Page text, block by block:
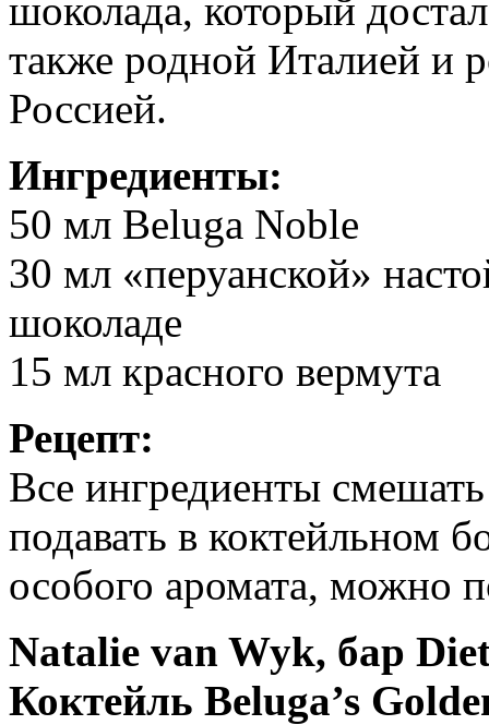
шоколада, который
также родной Италией и
Россией.
Ингредиенты:
50 мл Beluga Noble
30 мл «перуанской»
шоколаде
15 мл красного вермута
Рецепт:
Все ингредиенты
подавать в коктейльном
особого аромата, можно
Natalie van Wyk, бар
Коктейль Beluga’s